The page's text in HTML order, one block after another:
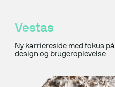
Vestas
Ny karriereside med fokus på
design og brugeroplevelse